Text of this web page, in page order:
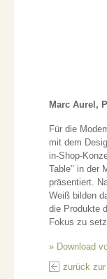
Marc Aurel,
Für die
mit dem
in-Shop-
Table" in der
präsentiert.
Weiß bilden
die Produkte
Fokus zu
» Download
zurück